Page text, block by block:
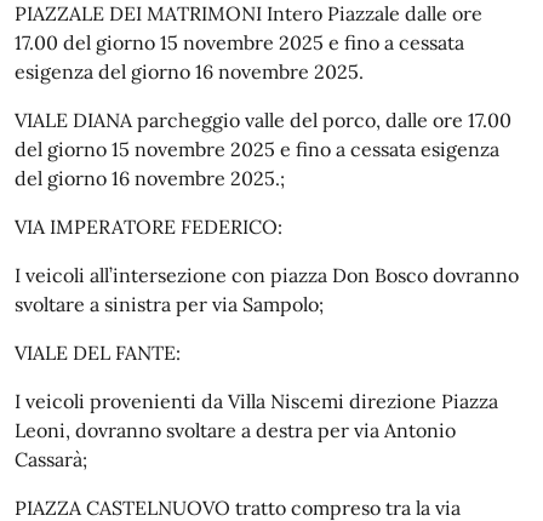
PIAZZALE DEI MATRIMONI Intero Piazzale dalle ore
17.00 del giorno 15 novembre 2025 e fino a cessata
esigenza del giorno 16 novembre 2025.
VIALE DIANA parcheggio valle del porco, dalle ore 17.00
del giorno 15 novembre 2025 e fino a cessata esigenza
del giorno 16 novembre 2025.;
VIA IMPERATORE FEDERICO:
I veicoli all’intersezione con piazza Don Bosco dovranno
svoltare a sinistra per via Sampolo;
VIALE DEL FANTE:
I veicoli provenienti da Villa Niscemi direzione Piazza
Leoni, dovranno svoltare a destra per via Antonio
Cassarà;
PIAZZA CASTELNUOVO tratto compreso tra la via